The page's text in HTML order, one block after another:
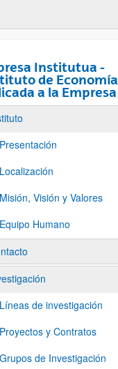
Institutua -
de Economía
a la Empresa
Presentación
Localización
Misión, Visión y Valores
Equipo Humano
Líneas de investigación
Proyectos y Contratos
Grupos de Investigación